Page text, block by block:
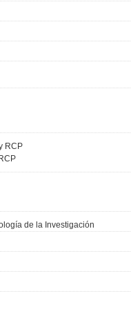
RCP
de la Investigación